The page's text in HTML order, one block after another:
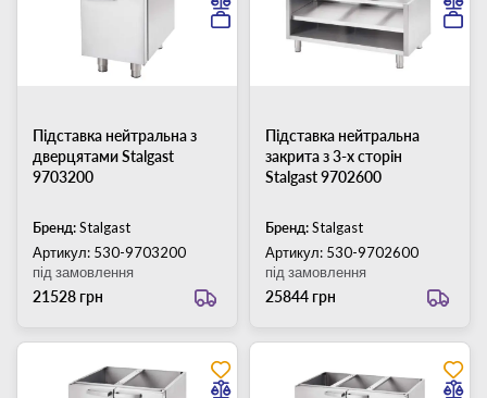
Підставка нейтральна з
дверцятами Stalgast
9703200
Бренд:Stalgast
Артикул: 530-9703200
21528 грн
під замовлення
Підставка нейтральна
закрита з 3-х сторін
Stalgast 9702600
Бренд:Stalgast
Артикул: 530-9702600
25844 грн
під замовлення